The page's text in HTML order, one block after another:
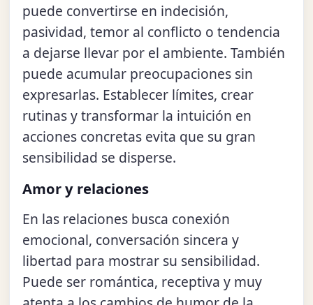
puede convertirse en indecisión,
pasividad, temor al conflicto o tendencia
a dejarse llevar por el ambiente. También
puede acumular preocupaciones sin
expresarlas. Establecer límites, crear
rutinas y transformar la intuición en
acciones concretas evita que su gran
sensibilidad se disperse.
Amor y relaciones
En las relaciones busca conexión
emocional, conversación sincera y
libertad para mostrar su sensibilidad.
Puede ser romántica, receptiva y muy